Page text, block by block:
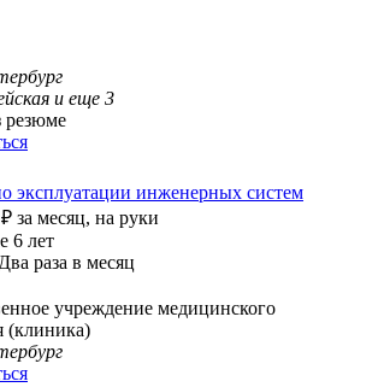
и еще 3
эксплуатации инженерных систем
₽ за месяц, на руки
6 лет
раза в месяц
учреждение медицинского
(клиника)